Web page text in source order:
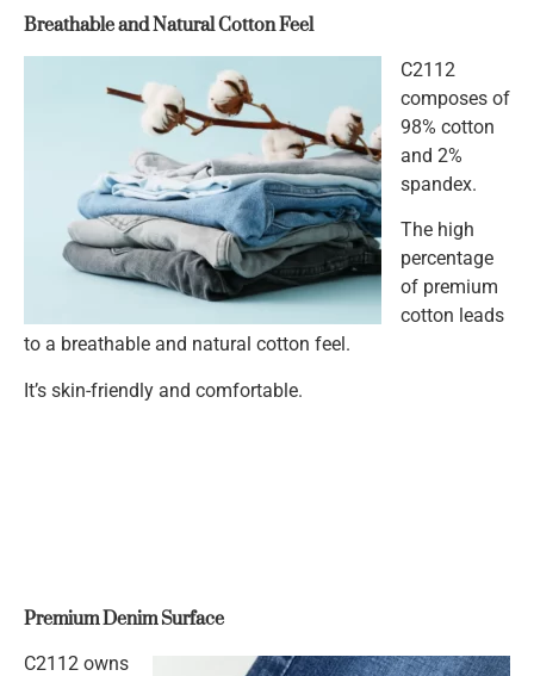
Breathable and Natural Cotton Feel
C2112
composes of
98% cotton
and 2%
spandex.
The high
percentage
of premium
cotton leads
to a breathable and natural cotton feel.
It’s skin-friendly and comfortable.
Premium Denim Surface
C2112 owns